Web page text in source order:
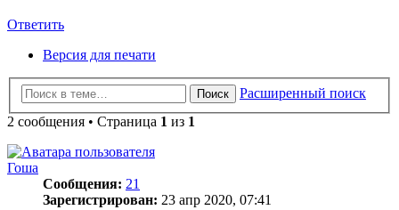
Ответить
Ответить
Версия для печати
Поиск
Расширенный поиск
2 сообщения • Страница 1 из 1
Гоша
Сообщения: 21
Зарегистрирован: 23 апр 2020, 07:41